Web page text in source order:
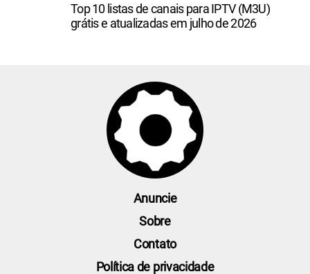
Top 10 listas de canais para IPTV (M3U)
grátis e atualizadas em julho de 2026
Anuncie
Sobre
Contato
Política de privacidade